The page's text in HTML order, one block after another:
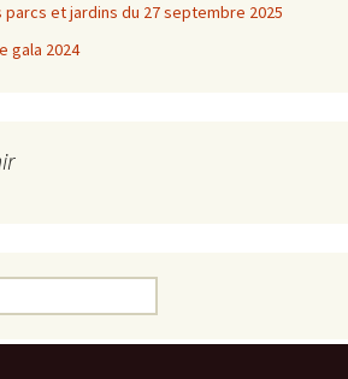
et jardins du 27 septembre 2025
gala 2024